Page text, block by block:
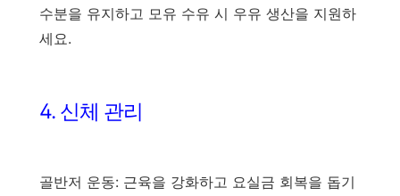
수분을 유지하고 모유 수유 시 우유 생산을 지원하
세요.
4. 신체 관리
골반저 운동: 근육을 강화하고 요실금 회복을 돕기